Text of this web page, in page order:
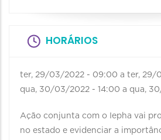
HORÁRIOS
ter, 29/03/2022 - 09:00 a ter, 29/
qua, 30/03/2022 - 14:00 a qua,
Ação conjunta com o Iepha vai
no estado e evidenciar a